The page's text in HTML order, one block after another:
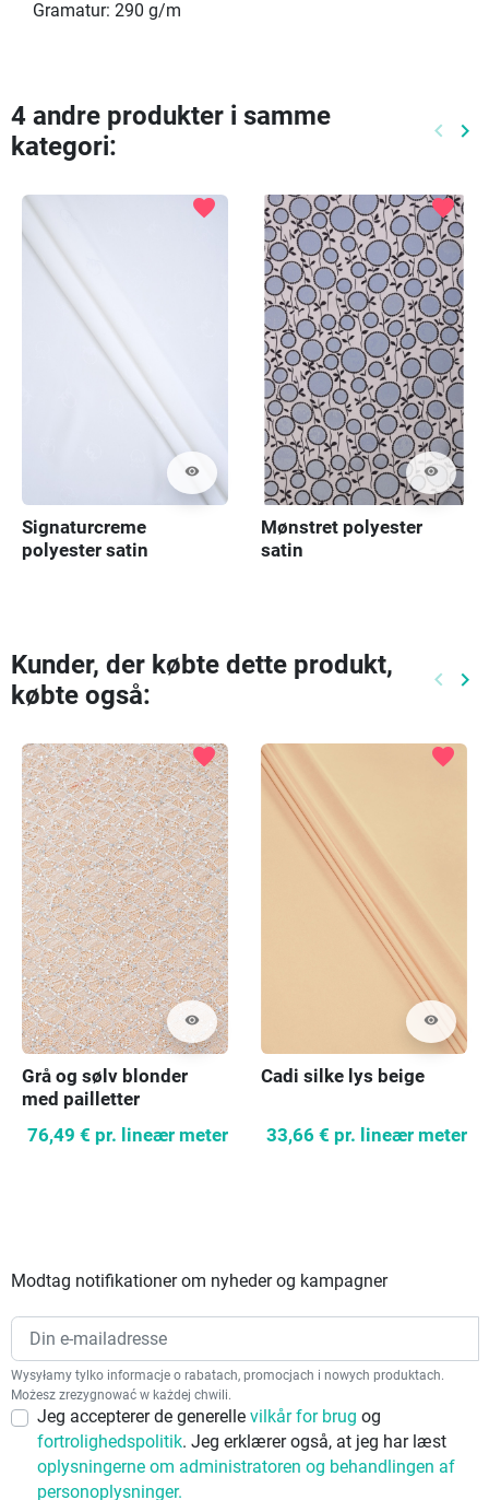
Gramatur: 290 g/m
4 andre produkter i samme
kategori:
keyboard_arrow_left keyboard_arrow_right
visibility
favorite
Signaturcreme
polyester satin
visibility
favorite
Mønstret polyester
satin
Kunder, der købte dette produkt,
købte også:
keyboard_arrow_left keyboard_arrow_right
visibility
favorite
Grå og sølv blonder
med pailletter
76,49 € pr. lineær meter
visibility
favorite
Cadi silke lys beige
33,66 € pr. lineær meter
Modtag notifikationer om nyheder og kampagner
Wysyłamy tylko informacje o rabatach, promocjach i nowych produktach.
Możesz zrezygnować w każdej chwili.
Jeg accepterer de generelle vilkår for brug og
fortrolighedspolitik. Jeg erklærer også, at jeg har læst
oplysningerne om administratoren og behandlingen af
personoplysninger.